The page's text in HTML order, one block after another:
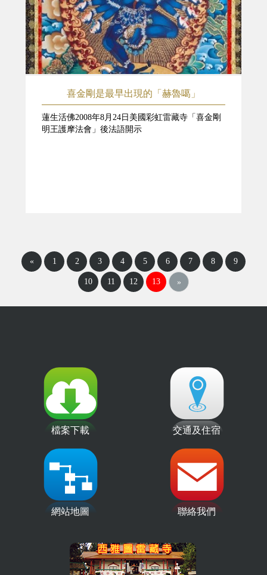
喜金剛是最早出現的「赫魯噶」
蓮生活佛2008年8月24日美國彩虹雷藏寺「喜金剛
明王護摩法會」後法語開示
« 1 2 3 4 5 6 7 8 9
10 11 12 13 »
檔案下載 交通及住宿
網站地圖 聯絡我們